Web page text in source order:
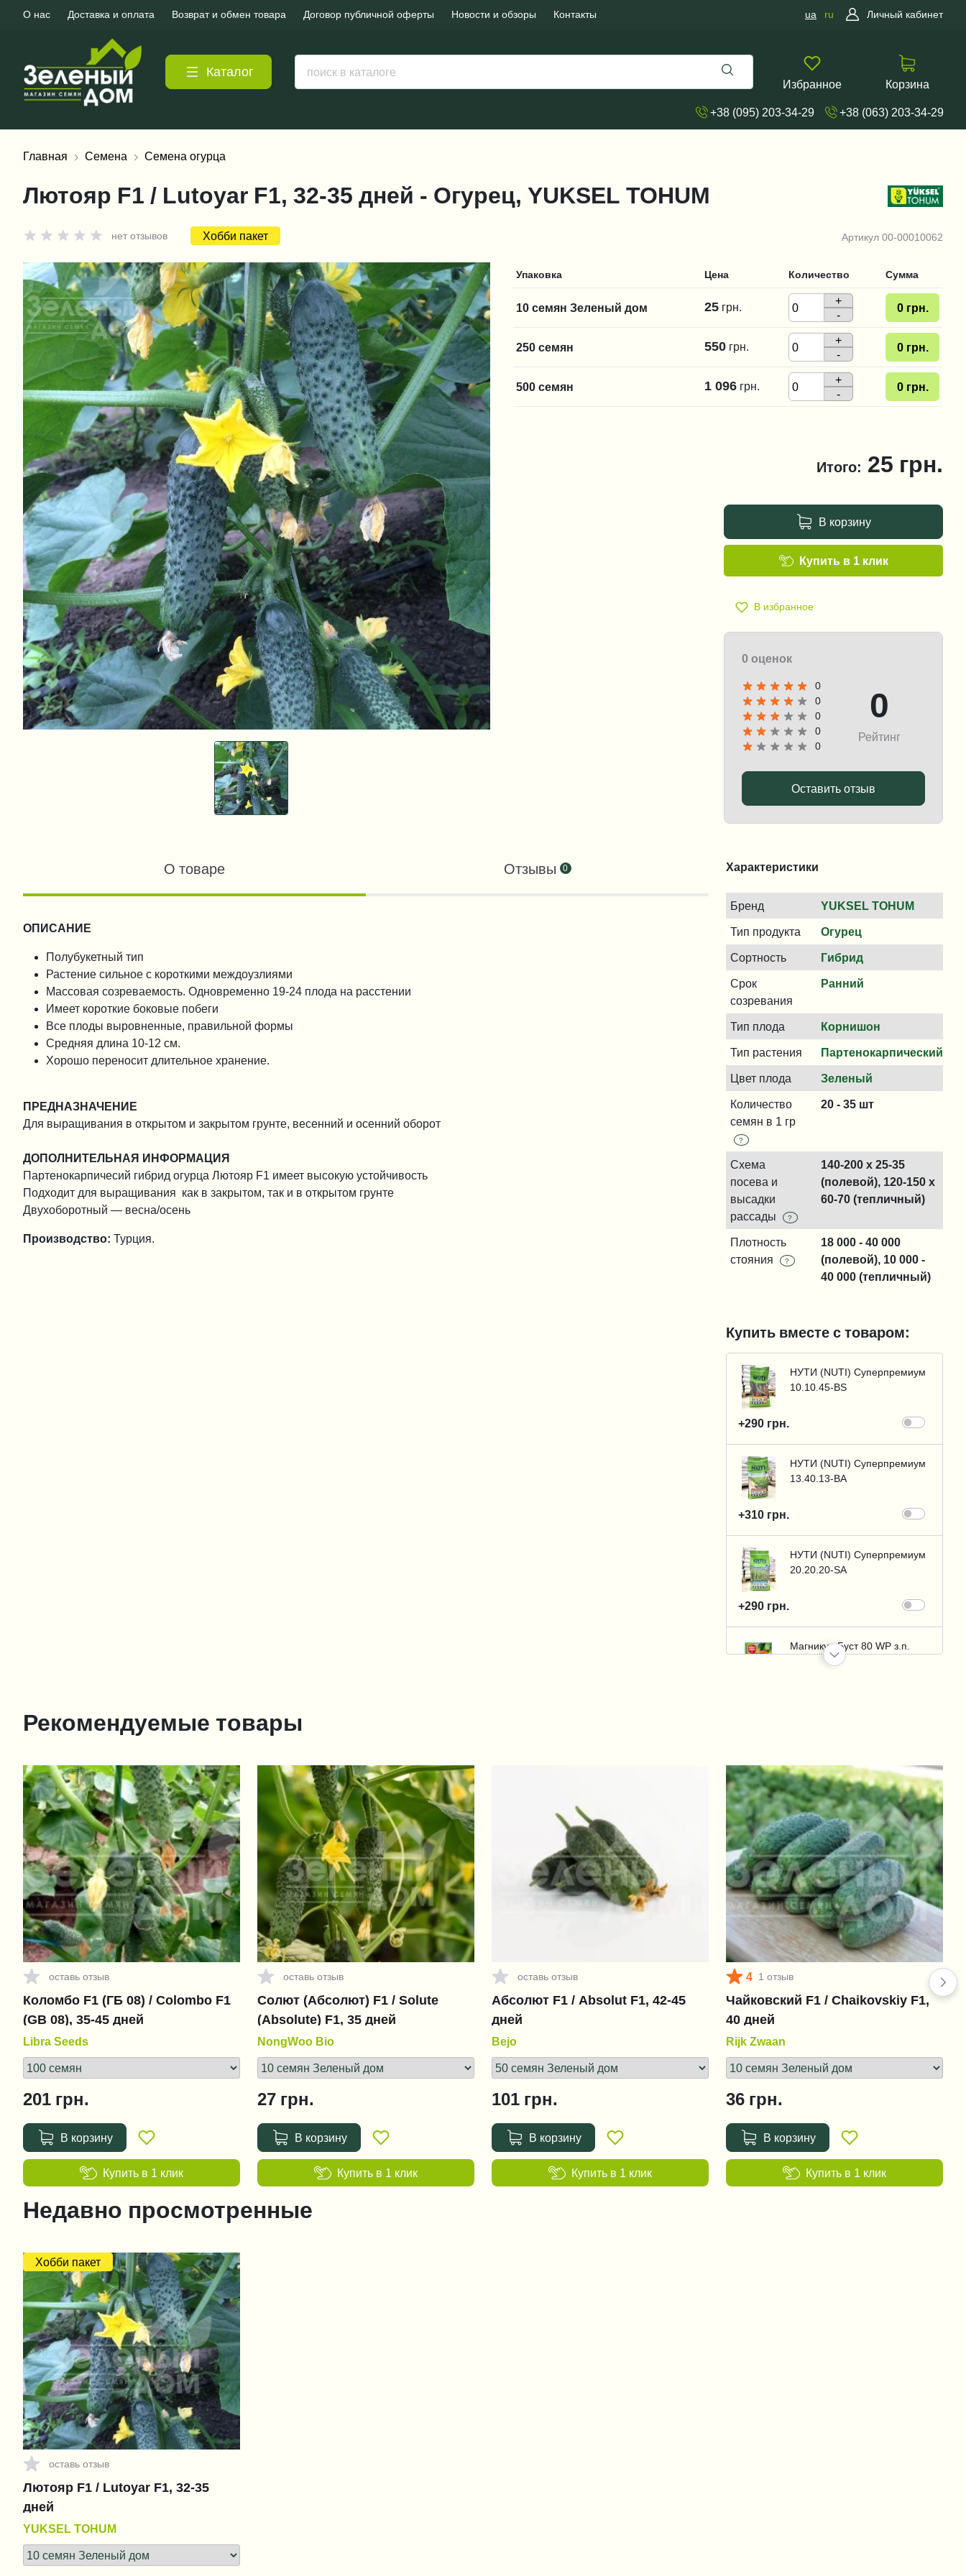
О нас Доставка и оплата Возврат и обмен товара Договор публичной оферты Новости и обзоры Контакты ua ru Личный кабинет
Каталог
Избранное Корзина
+38 (095) 203-34-29 +38 (063) 203-34-29
Главная Семена Семена огурца
Артикул 00-00010062
Лютояр F1 / Lutoyar F1, 32-35 дней - Огурец, YUKSEL TOHUM
нет отзывов Хобби пакет
Упаковка Цена Количество Сумма
10 семян Зеленый дом 25 грн.
+
-
0 грн.
250 семян 550 грн.
+
-
0 грн.
500 семян 1 096 грн.
+
-
0 грн.
Итого: 25 грн.
В корзину
В избранное
Купить в 1 клик
0 оценок
0
0
0
0
0
0
Рейтинг
Оставить отзыв
Характеристики
Бренд YUKSEL TOHUM
Тип продукта Огурец
Сортность Гибрид
Срок
созревания
Ранний
Тип плода Корнишон
Тип растения Партенокарпический
Цвет плода Зеленый
Количество
семян в 1 гр
?
20 - 35 шт
Схема
посева и
высадки
рассады
?
140-200 x 25-35
(полевой), 120-150 x
60-70 (тепличный)
Плотность
стояния
?
18 000 - 40 000
(полевой), 10 000 -
40 000 (тепличный)
Купить вместе с товаром:
НУТИ (NUTI) Суперпремиум
10.10.45-BS
+290 грн.
НУТИ (NUTI) Суперпремиум
13.40.13-BA
+310 грн.
НУТИ (NUTI) Суперпремиум
20.20.20-SА
+290 грн.
Магникур Буст 80 WP з.п.
(Magnikur Bust)
+55 грн.
Превикур Энерджи 840 SL
(Previcur Energy 840 SL)
+1 958 грн.
Альетт (Aliette)
+1 302 грн.
+38 грн.
О товаре Отзывы 0
ОПИСАНИЕ
Полубукетный тип
Растение сильное с короткими междоузлиями
Массовая созреваемость. Одновременно 19-24 плода на расстении
Имеет короткие боковые побеги
Все плоды выровненные, правильной формы
Средняя длина 10-12 см.
Хорошо переносит длительное хранение.
ПРЕДНАЗНАЧЕНИЕ
Для выращивания в открытом и закрытом грунте, весенний и осенний оборот
ДОПОЛНИТЕЛЬНАЯ ИНФОРМАЦИЯ
Партенокарпичесий гибрид огурца Лютояр F1 имеет высокую устойчивость
Подходит для выращивания как в закрытом, так и в открытом грунте
Двухоборотный — весна/осень
Производство: Турция.
Рекомендуемые товары
оставь отзыв
Коломбо F1 (ГБ 08) / Colombo F1
(GВ 08), 35-45 дней
Libra Seeds
201 грн.
В корзину
Купить в 1 клик
оставь отзыв
Солют (Абсолют) F1 / Solute
(Absolute) F1, 35 дней
NongWoo Bio
27 грн.
В корзину
Купить в 1 клик
оставь отзыв
Абсолют F1 / Absolut F1, 42-45
дней
Bejo
101 грн.
В корзину
Купить в 1 клик
4 1 отзыв
Чайковский F1 / Chaikovskiy F1,
40 дней
Rijk Zwaan
36 грн.
В корзину
Купить в 1 клик
Недавно просмотренные
Хобби пакет
оставь отзыв
Лютояр F1 / Lutoyar F1, 32-35
дней
YUKSEL TOHUM